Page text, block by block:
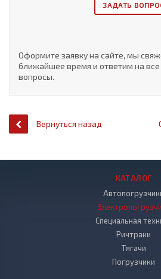
ЗАДАТЬ
Оформите заявку на сайте, мы
ближайшее время и ответим на
вопросы.
Вернуться назад
КАТАЛОГ
Специальная
Ричтраки
Тягачи
Погрузчики